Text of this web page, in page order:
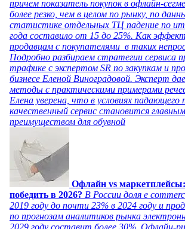
причем показатель покупок в офлайн-
более резко, чем в целом по рынку, по
статистике отдельных ТЦ падение по
года составило от 15 до 25%. Как
продавцам с покупателями в таких
Подробно разбираем стратегии сервиса
трафике с экспертом SR по закупкам и
бизнесе Еленой Виноградовой. Эксперт
методы с практическими примерами
Елена уверена, что в условиях
качественный сервис становится
преимуществом для обувной
Офлайн vs
победить в 2026? В России доля e
2019 году до почти 23% в 2024 году и
по прогнозам аналитиков рынка
2029 году составит более 30%.